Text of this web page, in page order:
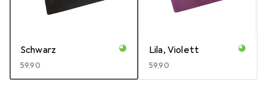
Schwarz
EUR
59,90
Lila, Violett
EUR
59,90